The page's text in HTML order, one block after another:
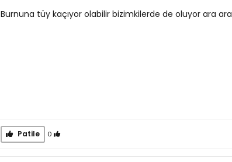
Burnuna tüy kaçıyor olabilir bizimkilerde de oluyor ara ara
Patile 0